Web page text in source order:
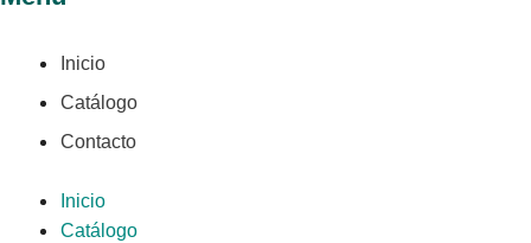
Inicio
Catálogo
Contacto
Inicio
Catálogo